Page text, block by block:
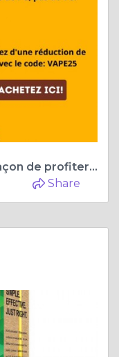
CBD pour fumer : une autre façon de profiter du chanvre sans planer
Share